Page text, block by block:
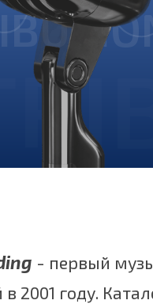
- первый
2001 году.